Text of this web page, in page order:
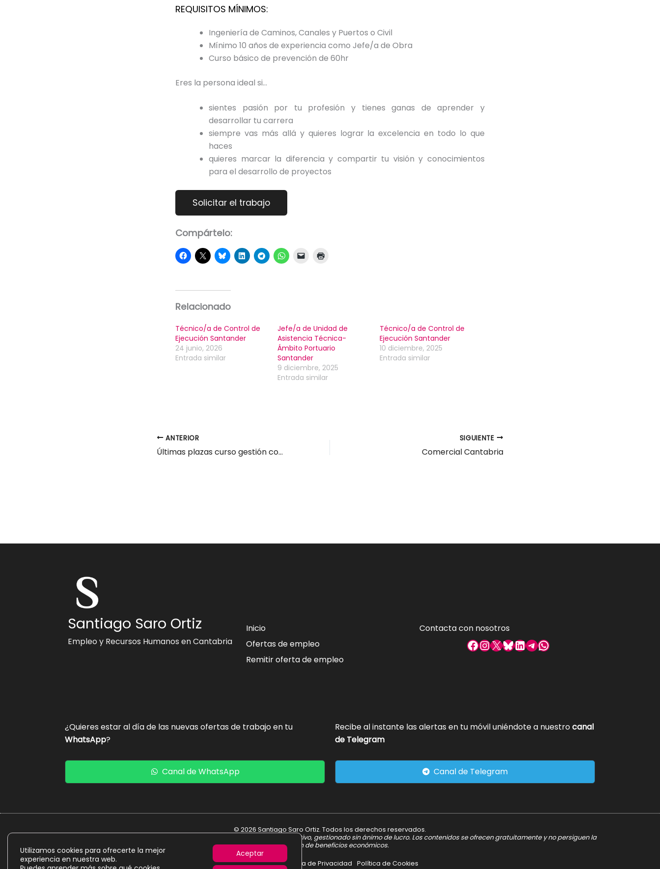
REQUISITOS MÍNIMOS:
Ingeniería de Caminos, Canales y Puertos o Civil
Mínimo 10 años de experiencia como Jefe/a de Obra
Curso básico de prevención de 60hr
Eres la persona ideal si…
sientes pasión por tu profesión y tienes ganas de aprender y
desarrollar tu carrera
siempre vas más allá y quieres lograr la excelencia en todo lo que
haces
quieres marcar la diferencia y compartir tu visión y conocimientos
para el desarrollo de proyectos
Compártelo:
Relacionado
Técnico/a de Control de
Ejecución Santander
24 junio, 2026
Entrada similar
Jefe/a de Unidad de
Asistencia Técnica-
Ámbito Portuario
Santander
9 diciembre, 2025
Entrada similar
Técnico/a de Control de
Ejecución Santander
10 diciembre, 2025
Entrada similar
ANTERIOR
Últimas plazas curso gestión comercial y financiera del transporte por carretera Santander
SIGUIENTE
Comercial Cantabria
Santiago Saro Ortiz
Empleo y Recursos Humanos en Cantabria
Inicio
Ofertas de empleo
Remitir oferta de empleo
Contacta con nosotros
Facebook
Instagram
X Bluesky
LinkedIn
Telegram
WhatsApp
¿Quieres estar al día de las nuevas ofertas de trabajo en tu
WhatsApp?
Canal de WhatsApp
Recibe al instante las alertas en tu móvil uniéndote a nuestrocanal
de Telegram
Canal de Telegram
© 2026 Santiago Saro Ortiz. Todos los derechos reservados.
La presente web es un proyecto personal de carácter informativo y divulgativo, gestionado sin ánimo de lucro. Los contenidos se ofrecen gratuitamente y no persiguen la
obtención de beneficios económicos.
Aviso Legal Política de Privacidad Política de Cookies
Utilizamos cookies para ofrecerte la mejor
experiencia en nuestra web.
Aceptar